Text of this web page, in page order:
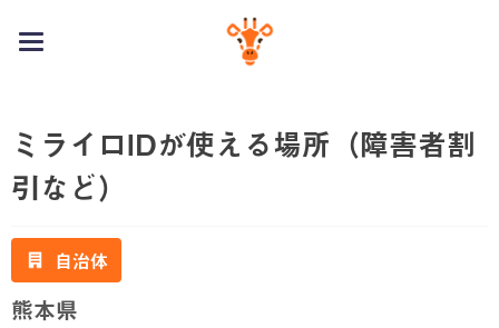
toggle
ミライロIDが使える場所（障害者割
引など）
自治体
熊本県